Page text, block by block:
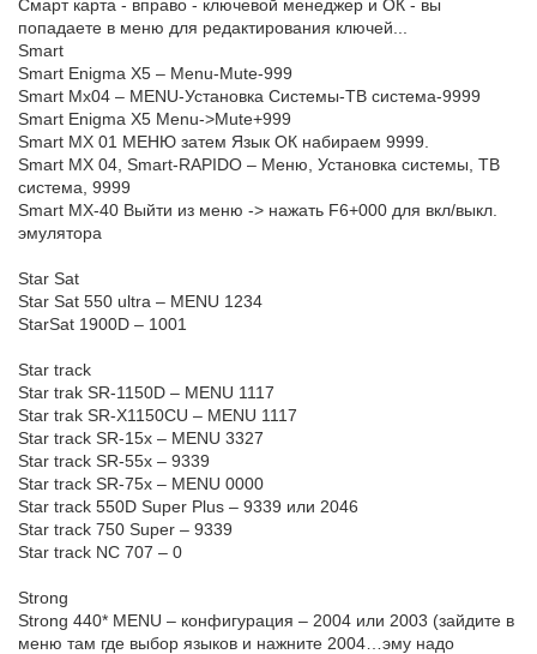
Смарт карта - вправо - ключевой менеджер и ОК - вы
попадаете в меню для редактирования ключей...
Smart
Smart Enigma X5 – Menu-Mute-999
Smart Mx04 – MENU-Установка Системы-ТВ система-9999
Smart Enigma X5 Menu->Mute+999
Smart MX 01 МЕНЮ затем Язык ОК набираем 9999.
Smart MX 04, Smart-RAPIDO – Меню, Установка системы, ТВ
система, 9999
Smart MX-40 Выйти из меню -> нажать F6+000 для вкл/выкл.
эмулятора
Star Sat
Star Sat 550 ultra – MENU 1234
StarSat 1900D – 1001
Star track
Star trak SR-1150D – MENU 1117
Star trak SR-X1150CU – MENU 1117
Star track SR-15x – MENU 3327
Star track SR-55x – 9339
Star track SR-75x – MENU 0000
Star track 550D Super Plus – 9339 или 2046
Star track 750 Super – 9339
Star track NC 707 – 0
Strong
Strong 440* MENU – конфигурация – 2004 или 2003 (зайдите в
меню там где выбор языков и нажните 2004…эму надо